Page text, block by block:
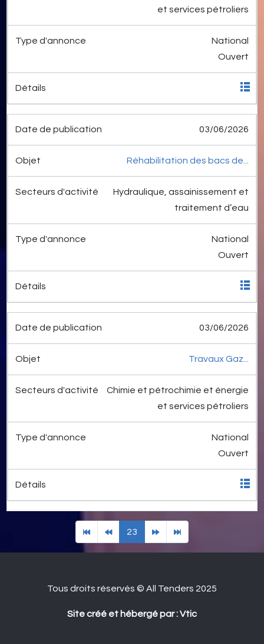
et services pétroliers
National
Ouvert
03/06/2026
Réhabilitation des bacs de...
Hydraulique, assainissement et
traitement d’eau
National
Ouvert
03/06/2026
Travaux Gaz...
Chimie et pétrochimie et énergie
et services pétroliers
National
Ouvert
23
Tous droits réservés © All Tenders 2025
Site créé et hébergé par : Vtic